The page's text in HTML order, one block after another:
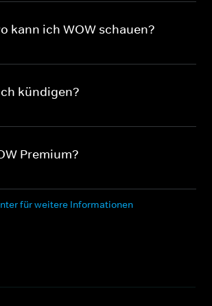
kann ich WOW schauen?
kündigen?
Premium?
für weitere Informationen